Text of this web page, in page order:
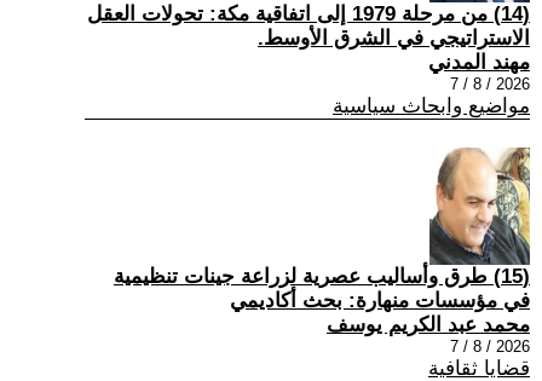
(14) من مرحلة 1979 إلى اتفاقية مكة: تحولات العقل
الاستراتيجي في الشرق الأوسط.
مهند المدني
2026 / 8 / 7
مواضيع وابحاث سياسية
(15) طرق وأساليب عصرية لزراعة جينات تنظيمية
في مؤسسات منهارة: بحث أكاديمي
محمد عبد الكريم يوسف
2026 / 8 / 7
قضايا ثقافية